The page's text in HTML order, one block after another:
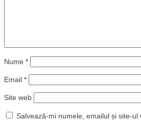
Nume *
Email *
Site web
Salvează-mi numele, emailul și site-